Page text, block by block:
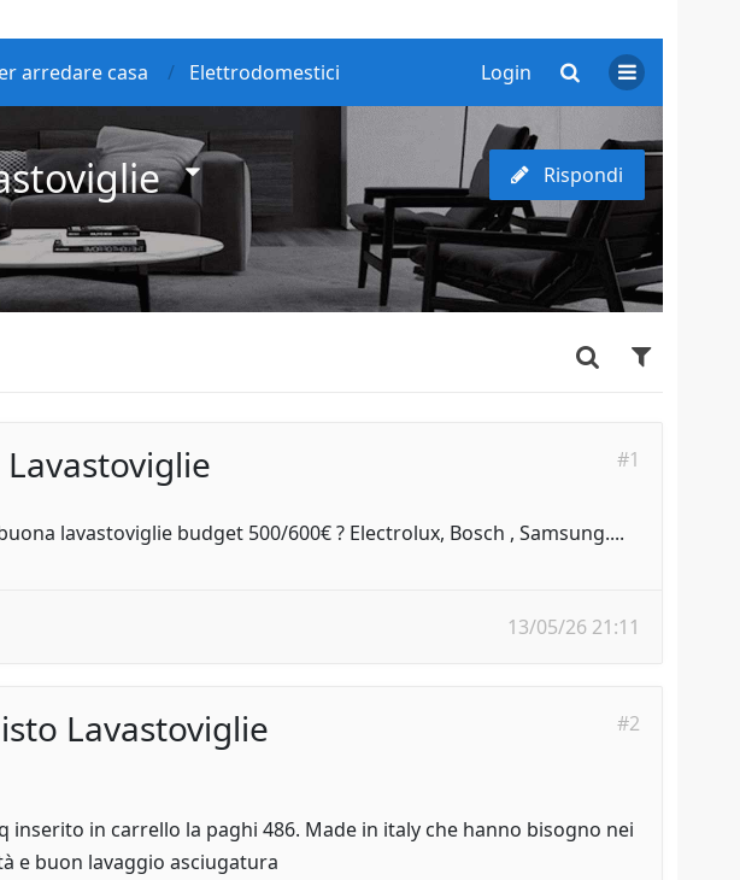
Login
arredare casa Elettrodomestici
Rispondi
#1
lavastoviglie budget 500/600€ ? Electrolux, Bosch , Samsung....
13/05/26 21:11
Lavastoviglie #2
inserito in carrello la paghi 486. Made in italy che hanno bisogno nei
e buon lavaggio asciugatura